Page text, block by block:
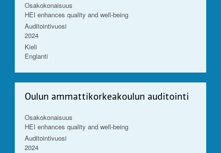
Osakokonaisuus
HEI enhances quality and well-being
Auditointivuosi
2024
Kieli
Englanti
Oulun ammattikorkeakoulun auditointi
Osakokonaisuus
HEI enhances quality and well-being
Auditointivuosi
2024